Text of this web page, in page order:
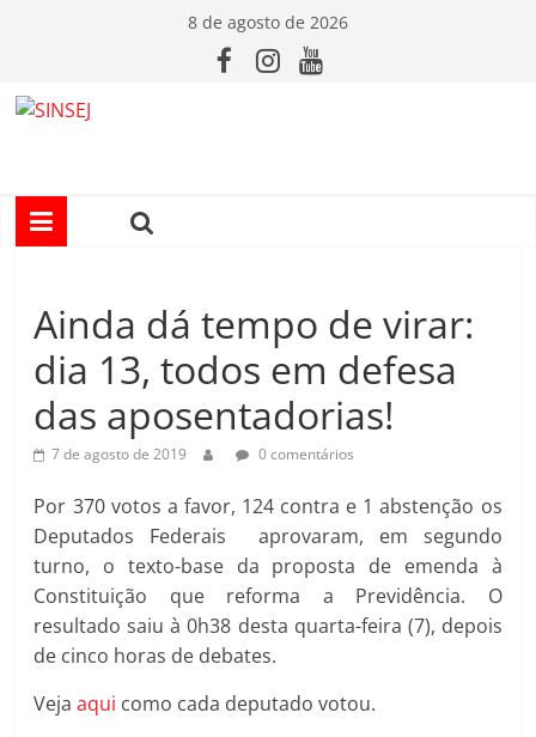
conteúdo
8 de agosto de 2026
I
S
E
Ainda dá tempo de virar:
dia 13, todos em defesa
das aposentadorias!
7 de agosto de 2019 0 comentários
Por 370 votos a favor, 124 contra e 1 abstenção os
Deputados Federais aprovaram, em segundo
turno, o texto-base da proposta de emenda à
Constituição que reforma a Previdência. O
resultado saiu à 0h38 desta quarta-feira (7), depois
de cinco horas de debates.
Vejaaqui como cada deputado votou.